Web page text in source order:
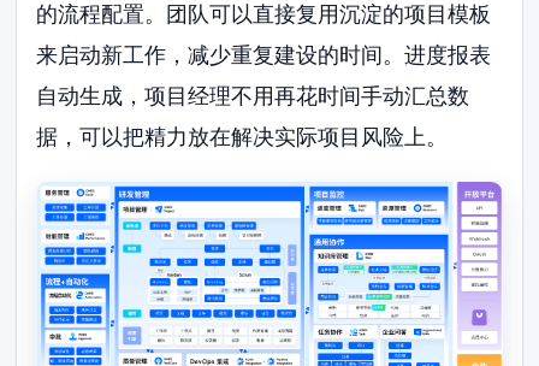
的流程配置。团队可以直接复用沉淀的项目模板
来启动新工作，减少重复建设的时间。进度报表
自动生成，项目经理不用再花时间手动汇总数
据，可以把精力放在解决实际项目风险上。